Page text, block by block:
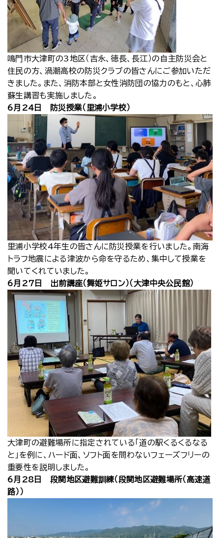
鳴門市大津町の3地区（吉永、徳長、長江）の自主防災会と
住民の方、渦潮高校の防災クラブの皆さんにご参加いただ
きました。また、消防本部と女性消防団の協力のもと、心肺
蘇生講習も実施しました。
6月24日 防災授業（里浦小学校）
里浦小学校4年生の皆さんに防災授業を行いました。南海
トラフ地震による津波から命を守るため、集中して授業を
聞いてくれていました。
6月27日 出前講座（舞姫サロン）（大津中央公民館）
大津町の避難場所に指定されている「道の駅くるくるなる
と」を例に、ハード面、ソフト面を問わないフェーズフリーの
重要性を説明しました。
6月28日 段関地区避難訓練（段関地区避難場所（高速道
路））